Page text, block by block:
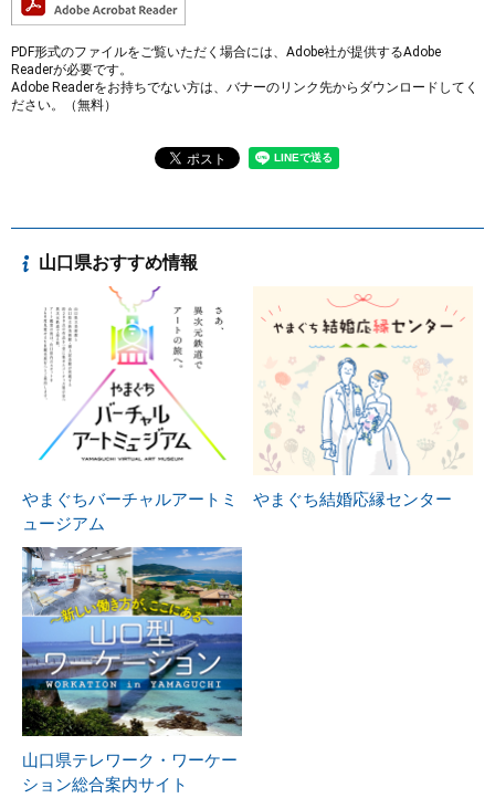
PDF形式のファイルをご覧いただく場合には、Adobe社が提供するAdobe
Readerが必要です。
Adobe Readerをお持ちでない方は、バナーのリンク先からダウンロードしてく
ださい。（無料）
山口県おすすめ情報
やまぐちバーチャルアートミ
ュージアム
やまぐち結婚応縁センター
山口県テレワーク・ワーケー
ション総合案内サイト